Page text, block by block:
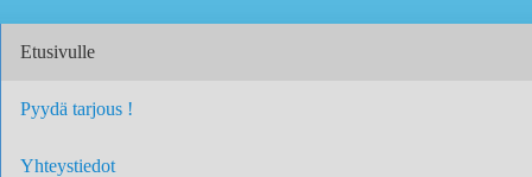
Etusivulle
Pyydä tarjous !
Yhteystiedot